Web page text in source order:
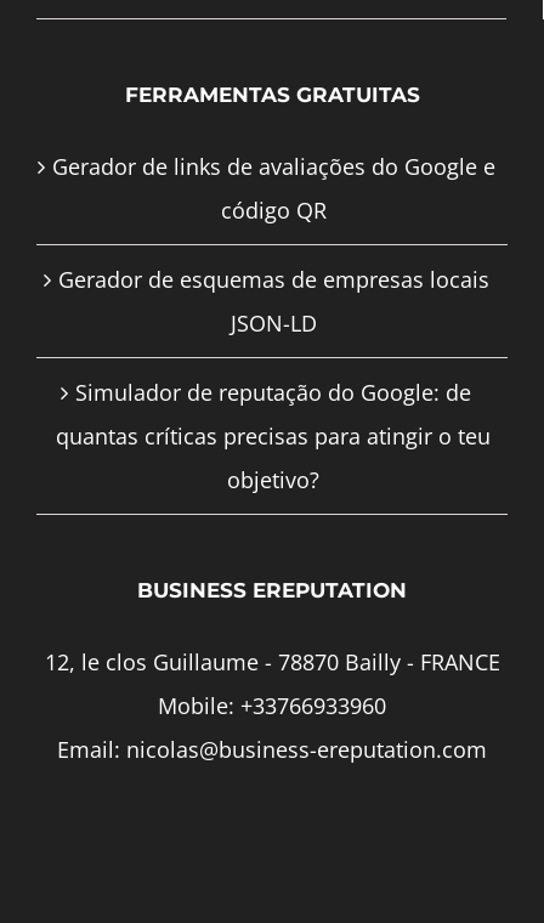
FERRAMENTAS GRATUITAS
Gerador de links de avaliações do Google e
código QR
Gerador de esquemas de empresas locais
JSON-LD
Simulador de reputação do Google: de
quantas críticas precisas para atingir o teu
objetivo?
BUSINESS EREPUTATION
12, le clos Guillaume - 78870 Bailly - FRANCE
Mobile: +33766933960
Email: nicolas@business-ereputation.com